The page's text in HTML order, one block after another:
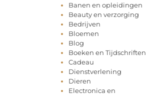
Banen en opleidingen
Beauty en verzorging
Bedrijven
Bloemen
Blog
Boeken en Tijdschriften
Cadeau
Dienstverlening
Dieren
Electronica en